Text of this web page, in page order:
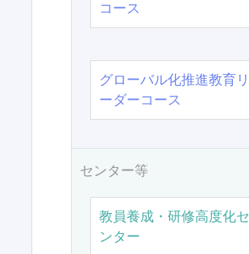
コース
グローバル化推進教育リ
ーダーコース
センター等
教員養成・研修高度化セ
ンター